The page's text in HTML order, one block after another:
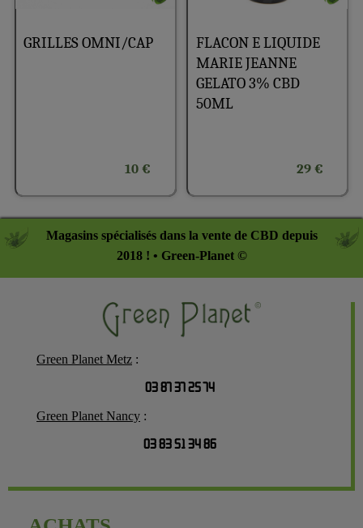
GRILLES OMNI/CAP
10 €
FLACON E LIQUIDE
MARIE JEANNE
GELATO 3% CBD
50ML
29 €
Magasins spécialisés dans la vente de CBD depuis
2018 ! • Green-Planet ©
Green Planet Metz :
03 87 37 25 74
Green Planet Nancy :
03 83 51 34 86